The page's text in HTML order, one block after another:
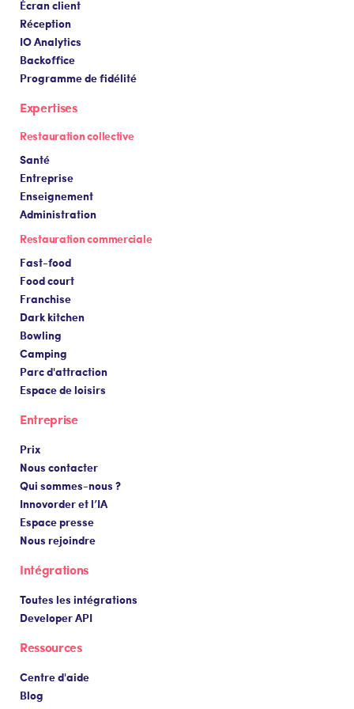
Écran client
Réception
IO Analytics
Backoffice
Programme de fidélité
Expertises
Restauration collective
Santé
Entreprise
Enseignement
Administration
Restauration commerciale
Fast-food
Food court
Franchise
Dark kitchen
Bowling
Camping
Parc d'attraction
Espace de loisirs
Entreprise
Prix
Nous contacter
Qui sommes-nous ?
Innovorder et l’IA
Espace presse
Nous rejoindre
Intégrations
Toutes les intégrations
Developer API
Ressources
Centre d'aide
Blog